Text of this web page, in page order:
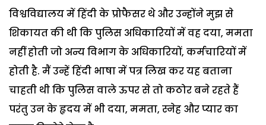
विश्वविद्यालय में हिंदी के प्रोफैसर थे और उन्होंने मुझ से
शिकायत की थी कि पुलिस अधिकारियों में वह दया, ममता
नहीं होती जो अन्य विभाग के अधिकारियों, कर्मचारियों में
होती है. मैं उन्हें हिंदी भाषा में पत्र लिख कर यह बताना
चाहती थी कि पुलिस वाले ऊपर से तो कठोर बने रहते हैं
परंतु उन के हृदय में भी दया, ममता, स्नेह और प्यार का